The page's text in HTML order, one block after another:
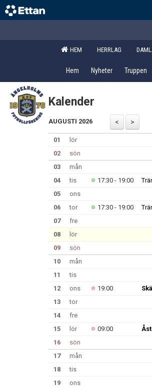
HEM HERRLAG
Hem Nyheter Truppen
Kalender
AUGUSTI 2026
01
lör
02
sön
03
mån
04
tis 17:30 - 19:00
05
ons
06
tor 17:30 - 19:00
07
fre
08
lör
09
sön
10
mån
11
tis
12
ons 19:00
13
tor
14
fre
15
lör 09:00
16
sön
17
mån
18
tis
19
ons